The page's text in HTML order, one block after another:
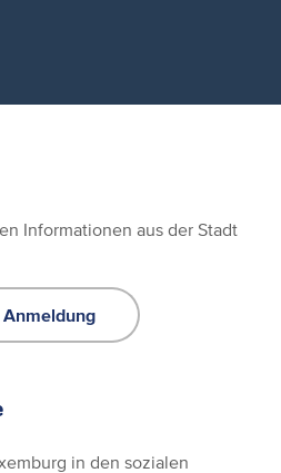
Informationen aus der Stadt
Anmeldung
in den sozialen